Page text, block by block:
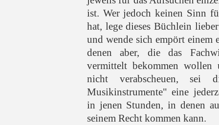
ist. Wer jedoch keinen Sinn
hat, lege dieses Büchlein
und wende sich empört einem
denen aber, die das
vermittelt bekommen wollen
nicht verabscheuen, sei
Musikinstrumente" eine
in jenen Stunden, in denen
seinem Recht kommen kann.